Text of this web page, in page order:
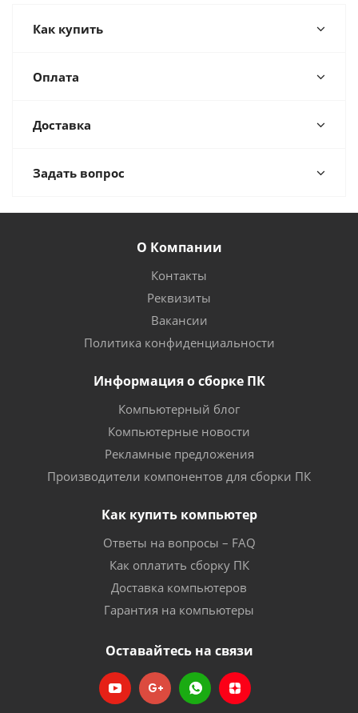
Как купить
Оплата
Доставка
Задать вопрос
О Компании
Контакты
Реквизиты
Вакансии
Политика конфиденциальности
Информация о сборке ПК
Компьютерный блог
Компьютерные новости
Рекламные предложения
Производители компонентов для сборки ПК
Как купить компьютер
Ответы на вопросы – FAQ
Как оплатить сборку ПК
Доставка компьютеров
Гарантия на компьютеры
Оставайтесь на связи